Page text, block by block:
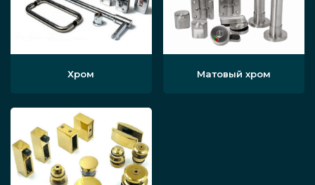
Хром Матовый хром